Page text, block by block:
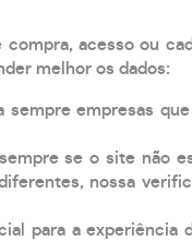
compra, acesso ou
melhor os dados:
sempre empresas
se o site não
nossa
para a